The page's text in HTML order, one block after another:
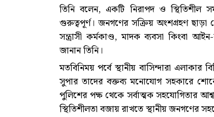
তিনি বলেন, একটি নিরাপদ ও
গুরুত্বপূর্ণ। জনগণের সক্রিয় অংশগ্রহণ ছাড়া
সন্ত্রাসী কর্মকাণ্ড, মাদক ব্যবসা কিংবা
জানান তিনি।
মতবিনিময় পর্বে স্থানীয় বাসিন্দারা এলাকার
সুপার তাদের বক্তব্য মনোযোগ সহকারে
পুলিশের পক্ষ থেকে সর্বাত্মক সহযোগিতার
স্থিতিশীলতা বজায় রাখতে স্থানীয় জনগণের